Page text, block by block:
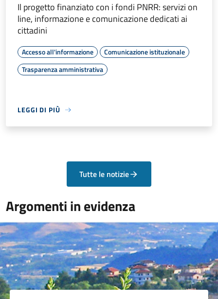
Il progetto finanziato con i fondi PNRR: servizi on
line, informazione e comunicazione dedicati ai
cittadini
Accesso all'informazione
Comunicazione istituzionale
Trasparenza amministrativa
LEGGI DI PIÙ
Tutte le notizie
Argomenti in evidenza